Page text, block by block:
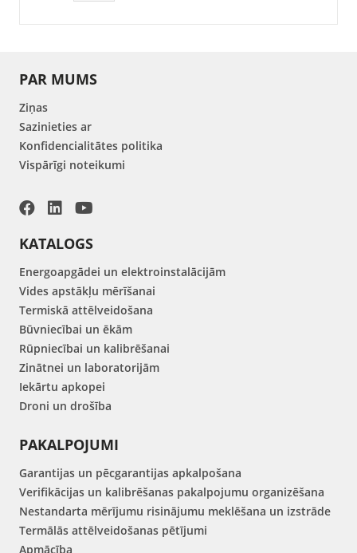
PAR MUMS
Ziņas
Sazinieties ar
Konfidencialitātes politika
Vispārīgi noteikumi
KATALOGS
Energoapgādei un elektroinstalācijām
Vides apstākļu mērīšanai
Termiskā attēlveidošana
Būvniecībai un ēkām
Rūpniecībai un kalibrēšanai
Zinātnei un laboratorijām
Iekārtu apkopei
Droni un drošība
PAKALPOJUMI
Garantijas un pēcgarantijas apkalpošana
Verifikācijas un kalibrēšanas pakalpojumu organizēšana
Nestandarta mērījumu risinājumu meklēšana un izstrāde
Termālās attēlveidošanas pētījumi
Apmācība